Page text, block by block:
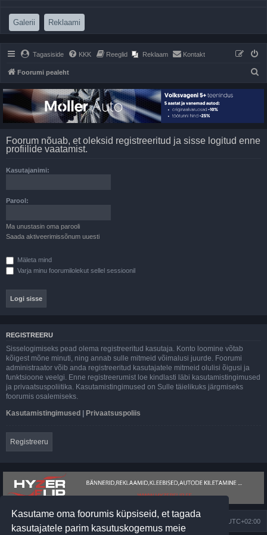
Kasutame oma foorumis küpsiseid, et tagada
kasutajatele parim kasutuskogemus meie
Galerii (Opens a new tab)
Reklaami
Tagasiside KKK Reeglid Reklaam Kontakt
Foorumi pealeht
Foorum nõuab, et oleksid registreeritud ja sisse logitud enne
profiilide vaatamist.
Kasutajanimi:
Parool:
Ma unustasin oma parooli
Saada aktiveerimissõnum uuesti
Mäleta mind
Varja minu foorumilolekut sellel sessioonil
REGISTREERU
Sisselogimiseks pead olema registreeritud kasutaja. Konto loomine võtab
kõigest mõne minuti, ning annab sulle mitmeid võimalusi juurde. Foorumi
administraator võib anda registreeritud kasutajatele mitmeid olulisi õigusi ja
funktsioone veelgi. Enne registreerumist loe kindlasti läbi kasutamistingimused
ja privaatsuspoliitika. Kasutamistingimused on Sulle täielikuks järgmiseks
foorumis osalemiseks.
Kasutamistingimused | Privaatsuspoliis
Registreeru
Kõik kellaajad on UTC+02:00